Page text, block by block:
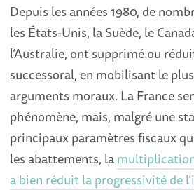
Depuis les années 1980, de
les États-Unis, la Suède, le
l’Australie, ont supprimé ou
successoral, en mobilisant le
arguments moraux. La France
phénomène, mais, malgré une
principaux paramètres fiscaux
les abattements, la
a bien réduit la progressivité de